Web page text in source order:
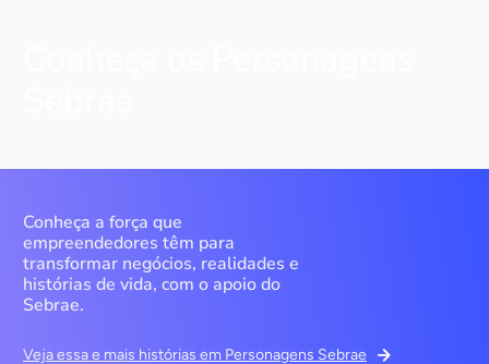
Conheça a força que
empreendedores têm para
transformar negócios, realidades e
histórias de vida, com o apoio do
Sebrae.
Veja essa e mais histórias em Personagens Sebrae